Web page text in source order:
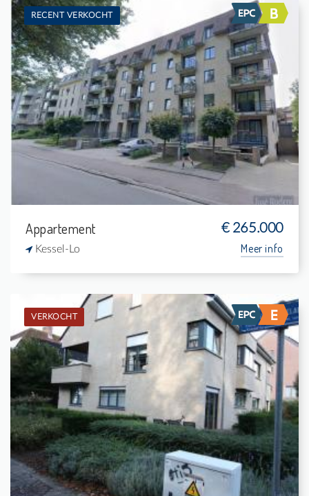
RECENT VERKOCHT
Verkocht: Appartement
2
-
1
-
Appartement € 265.000
Kessel-Lo Meer info
VERKOCHT
Verkocht: Appartement
2
5 m²
1
82 m²